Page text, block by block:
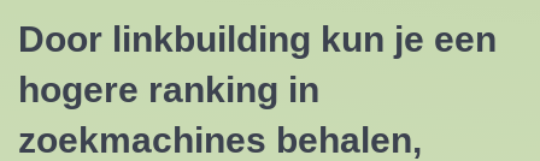
Door linkbuilding kun je een
hogere ranking in
zoekmachines behalen,